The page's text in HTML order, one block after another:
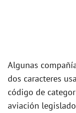
Algunas
dos caracteres
código de
aviación